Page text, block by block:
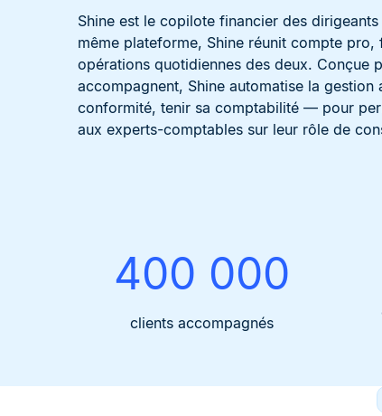
Shine est le copilote financier des
même plateforme, Shine réunit compte
opérations quotidiennes des deux. Conçue
accompagnent, Shine automatise la
conformité, tenir sa comptabilité — pour
aux experts-comptables sur leur rôle de
400 000
clients accompagnés